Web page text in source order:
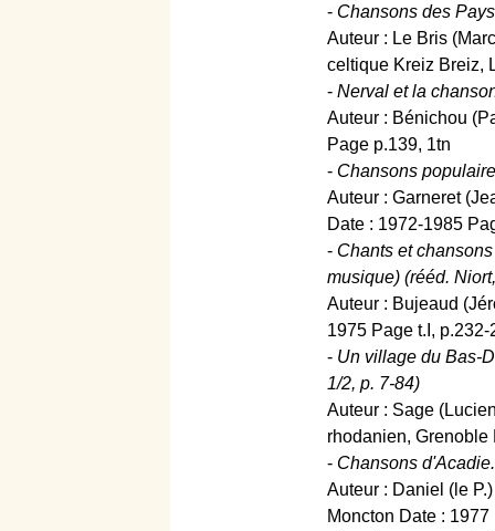
- Chansons des
Auteur : Le Bris
celtique Kreiz Breiz,
- Nerval et la
Auteur : Bénichou
Page p.139, 1tn
- Chansons
Auteur : Garneret
Date : 1972-1985
- Chants et
musique) (rééd.
Auteur : Bujeaud
1975 Page t.I, p.232-
- Un village du Bas-
1/2, p. 7-84)
Auteur : Sage
rhodanien, Grenoble
- Chansons
Auteur : Daniel (le
Moncton Date :